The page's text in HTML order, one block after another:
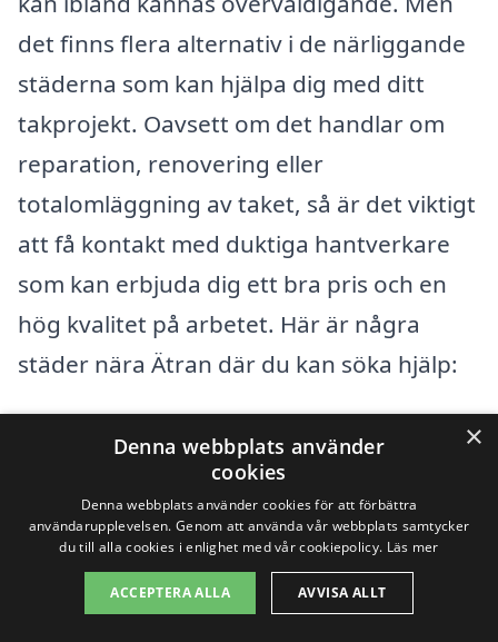
det finns flera alternativ i de närliggande
städerna som kan hjälpa dig med ditt
takprojekt. Oavsett om det handlar om
reparation, renovering eller
totalomläggning av taket, så är det viktigt
att få kontakt med duktiga hantverkare
som kan erbjuda dig ett bra pris och en
hög kvalitet på arbetet. Här är några
städer nära Ätran där du kan söka hjälp:
Falkenberg
Vessigebro
Årjäng
×
Denna webbplats använder
cookies
Denna webbplats använder cookies för att förbättra
användarupplevelsen. Genom att använda vår webbplats samtycker
du till alla cookies i enlighet med vår cookiepolicy. Läs mer
ACCEPTERA ALLA AVVISA ALLT